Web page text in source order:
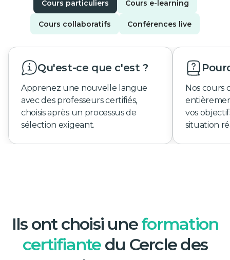
Cours particuliers Cours e-learning
Cours collaboratifs Conférences live
Qu'est-ce que c'est ?
Apprenez une nouvelle langue
avec des professeurs certifiés,
choisis après un processus de
sélection exigeant.
Nos cours
vos
situation
Ils ont choisi uneformation
certifiantedu Cercle des